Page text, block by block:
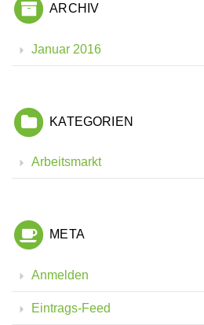
ARCHIV
Januar 2016
KATEGORIEN
Arbeitsmarkt
META
Anmelden
Eintrags-Feed